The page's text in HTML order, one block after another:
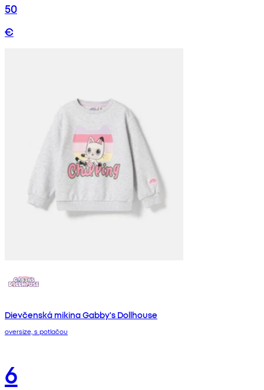
50
€
Dievčenská mikina Gabby's Dollhouse
oversize, s potlačou
6